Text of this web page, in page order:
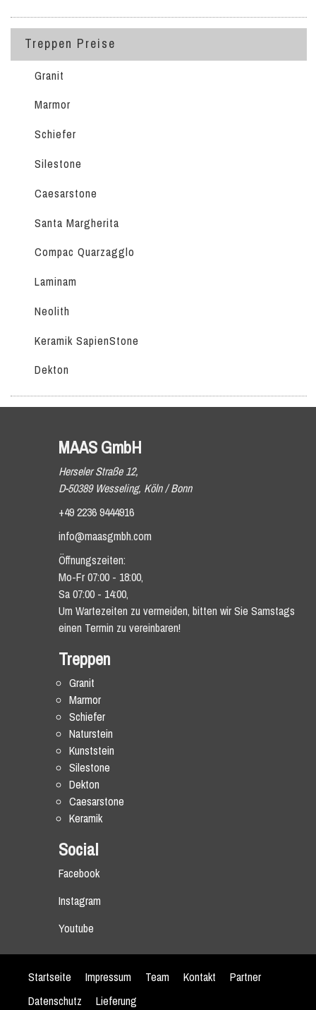
Treppen Preise
Granit
Marmor
Schiefer
Silestone
Caesarstone
Santa Margherita
Compac Quarzagglo
Laminam
Neolith
Keramik SapienStone
Dekton
MAAS GmbH
Herseler Straße 12,
D-50389 Wesseling, Köln / Bonn
+49 2236 9444916
info@maasgmbh.com
Öffnungszeiten:
Mo-Fr 07:00 - 18:00,
Sa 07:00 - 14:00,
Um Wartezeiten zu vermeiden, bitten wir Sie Samstags
einen Termin zu vereinbaren!
Treppen
Granit
Marmor
Schiefer
Naturstein
Kunststein
Silestone
Dekton
Caesarstone
Keramik
Social
Facebook
Instagram
Youtube
Startseite Impressum Team Kontakt
Partner
Datenschutz
Lieferung